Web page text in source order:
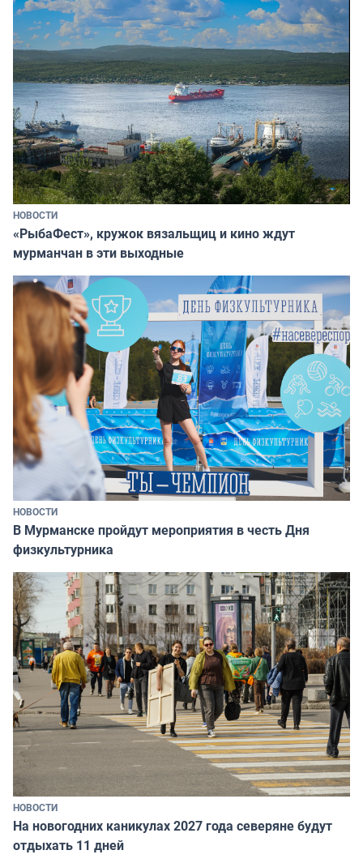
НОВОСТИ
«РыбаФест», кружок вязальщиц и кино ждут
мурманчан в эти выходные
НОВОСТИ
В Мурманске пройдут мероприятия в честь Дня
физкультурника
НОВОСТИ
На новогодних каникулах 2027 года северяне будут
отдыхать 11 дней